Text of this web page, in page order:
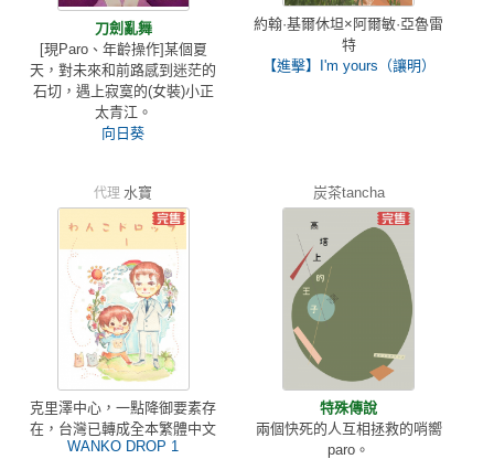
刀劍亂舞
[現Paro、年齡操作]某個夏
天，對未來和前路感到迷茫的
石切，遇上寂寞的(女裝)小正
太青江。
向日葵
約翰·基爾休坦×阿爾敏·亞魯雷
特
【進擊】I'm yours（讓明）
代理 水寶
克里澤中心，一點降御要素存
在，台灣已轉成全本繁體中文
WANKO DROP 1
炭茶tancha
特殊傳說
兩個快死的人互相拯救的哨嚮
paro。